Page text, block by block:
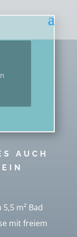
AUCH
m² Bad
mit freiem